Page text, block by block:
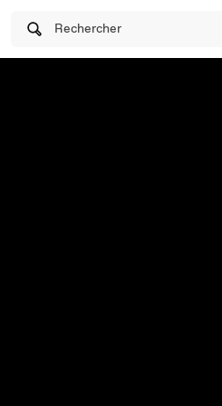
Rechercher